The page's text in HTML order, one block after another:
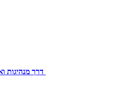
דרך מנהיגות